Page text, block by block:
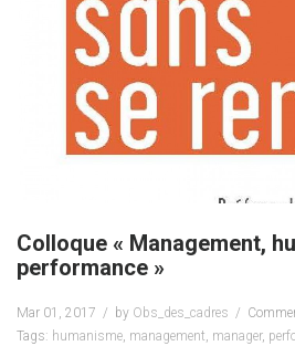
Colloque « Management,
performance »
Mar 01, 2017 by Obs_des_cadres
Tags: humanisme, management, manager,